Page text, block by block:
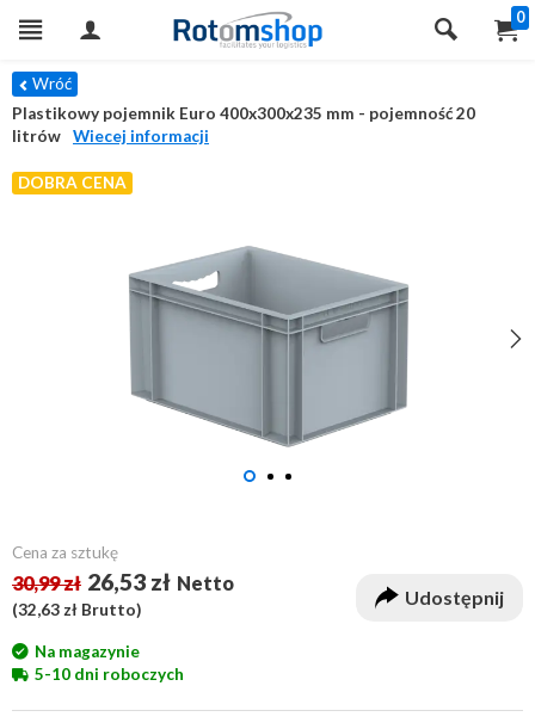
0
Wróć
Plastikowy pojemnik Euro 400x300x235 mm - pojemność 20
litrów
Wiecej informacji
DOBRA CENA
Cena za sztukę
30,99 zł 26,53 zł Netto
(32,63 zł Brutto)
Udostępnij
Na magazynie
5-10 dni roboczych